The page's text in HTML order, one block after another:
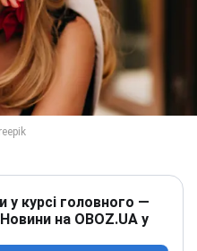
у курсі головного —
на OBOZ.UA у